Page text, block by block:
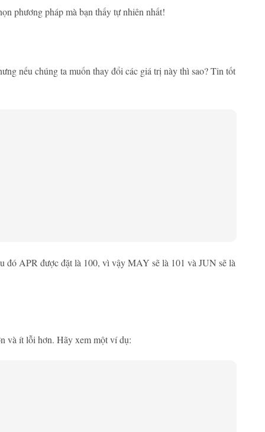
phương pháp mà bạn thấy tự nhiên nhất!
nếu chúng ta muốn thay đổi các giá trị này thì sao? Tin tốt
APR được đặt là 100, vì vậy MAY sẽ là 101 và JUN sẽ là
và ít lỗi hơn. Hãy xem một ví dụ: